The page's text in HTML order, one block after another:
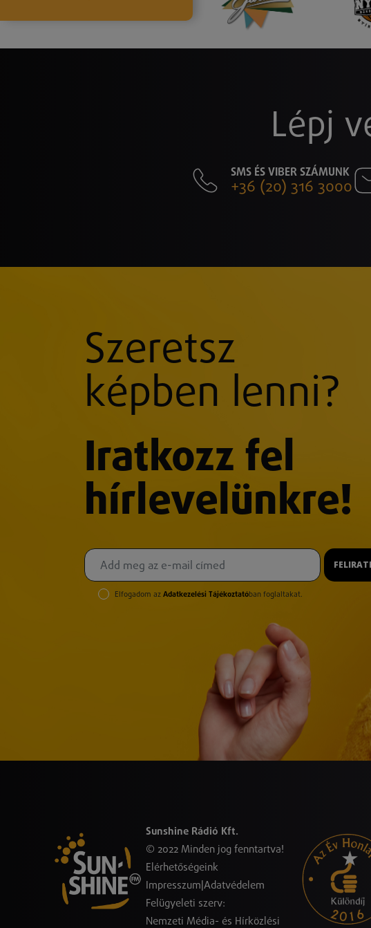
Lépj
SMS ÉS VIBER SZÁMUNK
+36 (20) 316 3000
Szeretsz
képben lenni?
Iratkozz fel
hírlevelünkre!
Elfogadom az Adatkezelési Tájékoztatóban foglaltakat.
Sunshine Rádió Kft.
© 2022 Minden jog fenntartva!
Elérhetőségeink
Impresszum Adatvédelem
Felügyeleti szerv:
Nemzeti Média- és Hírközlési